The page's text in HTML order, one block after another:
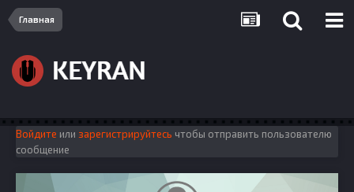
Главная
Войдите или зарегистрируйтесь чтобы отправить пользователю
сообщение